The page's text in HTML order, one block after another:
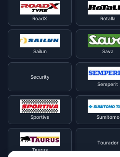
RoadX Rotalla
Sailun Sava
Security
Semperit
Sportiva Sumitomo
Taurus
Tourador